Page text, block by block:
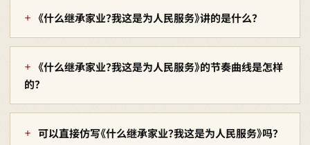
《什么继承家业？我这是为人民服务》讲的是什么？
《什么继承家业？我这是为人民服务》的节奏曲线是怎样
的？
可以直接仿写《什么继承家业？我这是为人民服务》吗？